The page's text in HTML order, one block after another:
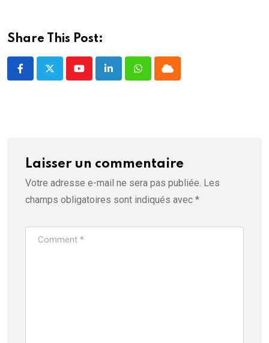
t
e
Share This Post:
YoutubeLinkedInWhatsappCloud
Laisser un commentaire
Votre adresse e-mail ne sera pas publiée. Les
champs obligatoires sont indiqués avec *